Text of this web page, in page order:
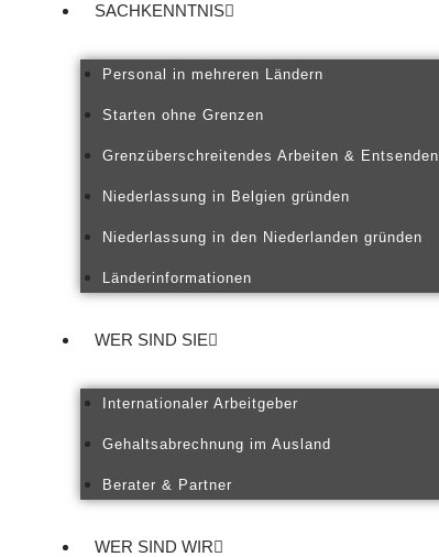
SACHKENNTNIS
Personal in mehreren Ländern
Starten ohne Grenzen
Grenzüberschreitendes Arbeiten & Entsenden
Niederlassung in Belgien gründen
Niederlassung in den Niederlanden gründen
Länderinformationen
WER SIND SIE
Internationaler Arbeitgeber
Gehaltsabrechnung im Ausland
Berater & Partner
WER SIND WIR